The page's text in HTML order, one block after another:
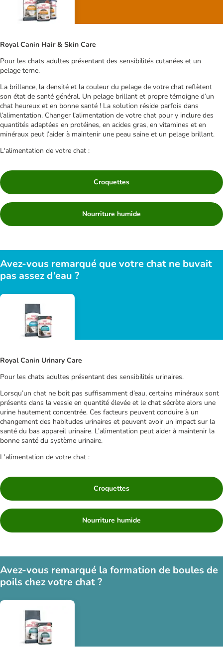
Royal Canin Hair & Skin Care
Pour les chats adultes présentant des sensibilités cutanées et un
pelage terne.
La brillance, la densité et la couleur du pelage de votre chat reflètent
son état de santé général. Un pelage brillant et propre témoigne d’un
chat heureux et en bonne santé ! La solution réside parfois dans
l’alimentation. Changer l’alimentation de votre chat pour y inclure des
quantités adaptées en protéines, en acides gras, en vitamines et en
minéraux peut l’aider à maintenir une peau saine et un pelage brillant.
L'alimentation de votre chat :
Croquettes
Nourriture humide
Avez-vous remarqué que votre chat ne buvait
pas assez d’eau ?
Royal Canin Urinary Care
Pour les chats adultes présentant des sensibilités urinaires.
Lorsqu’un chat ne boit pas suffisamment d’eau, certains minéraux sont
présents dans la vessie en quantité élevée et le chat sécrète alors une
urine hautement concentrée. Ces facteurs peuvent conduire à un
changement des habitudes urinaires et peuvent avoir un impact sur la
santé du bas appareil urinaire. L’alimentation peut aider à maintenir la
bonne santé du système urinaire.
L'alimentation de votre chat :
Croquettes
Nourriture humide
Avez-vous remarqué la formation de boules de
poils chez votre chat ?